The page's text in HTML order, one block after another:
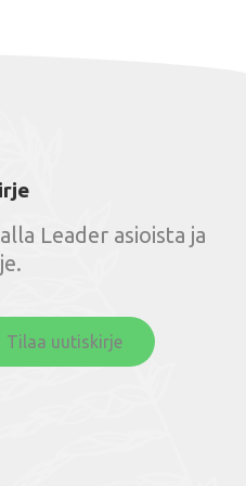
Leader asioista ja
Tilaa uutiskirje